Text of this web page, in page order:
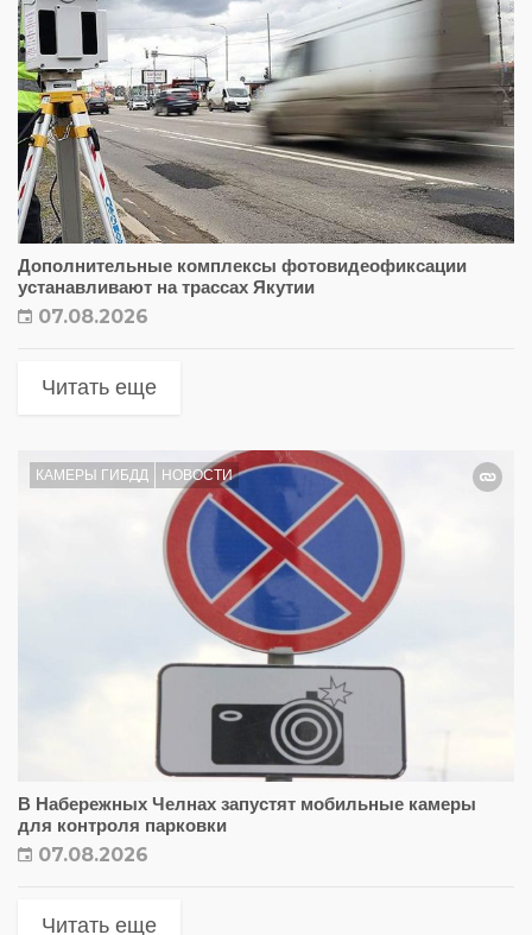
Дополнительные комплексы фотовидеофиксации
устанавливают на трассах Якутии
07.08.2026
Читать еще
КАМЕРЫ ГИБДД НОВОСТИ
В Набережных Челнах запустят мобильные камеры
для контроля парковки
07.08.2026
Читать еще